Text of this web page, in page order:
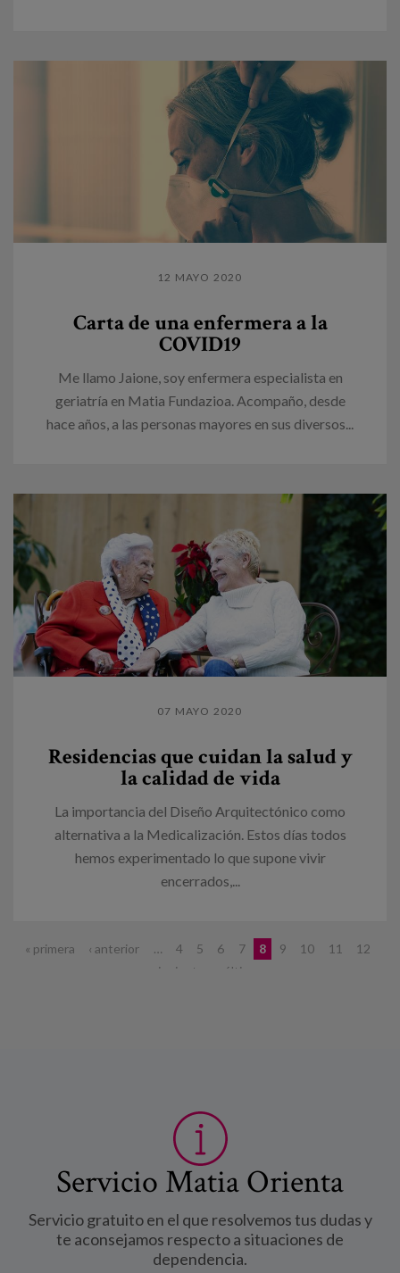
12 MAYO 2020
Carta de una enfermera a la
COVID19
Me llamo Jaione, soy enfermera especialista en
geriatría en Matia Fundazioa. Acompaño, desde
hace años, a las personas mayores en sus diversos...
07 MAYO 2020
Residencias que cuidan la salud y
la calidad de vida
La importancia del Diseño Arquitectónico como
alternativa a la Medicalización. Estos días todos
hemos experimentado lo que supone vivir
encerrados,...
Páginas
« primera ‹ anterior … 4 5 6 7 8 9 10 11
12
siguiente › última »
Servicio Matia Orienta
Servicio gratuito en el que resolvemos tus dudas y
te aconsejamos respecto a situaciones de
dependencia.